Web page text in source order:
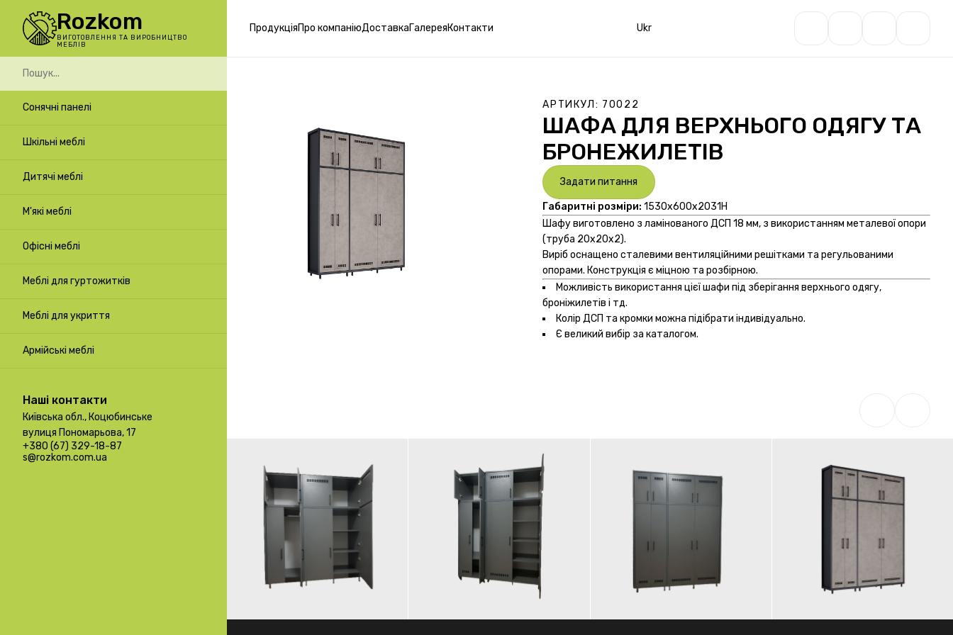
ПродукціяПро компаніюДоставкаГалереяКонтакти Ukr
Rozkom
ВИГОТОВЛЕННЯ ТА ВИРОБНИЦТВО
МЕБЛІВ
Сонячні панелі
Шкільні меблі
Дитячі меблі
М'які меблі
Офісні меблі
Меблі для гуртожитків
Меблі для укриття
Армійські меблі
Наші контакти
Київська обл., Коцюбинське
вулиця Пономарьова, 17
+380 (67) 329-18-87
s@rozkom.com.ua
АРТИКУЛ: 70022
ШАФА ДЛЯ ВЕРХНЬОГО ОДЯГУ ТА
БРОНЕЖИЛЕТІВ
Задати питання
Габаритні розміри: 1530х600х2031H
Шафу виготовлено з ламінованого ДСП 18 мм, з використанням металевої опори
(труба 20х20х2).
Виріб оснащено сталевими вентиляційними решітками та регульованими
опорами. Конструкція є міцною та розбірною.
Можливість використання цієї шафи під зберігання верхнього одягу,
броніжилетів і тд.
Колір ДСП та кромки можна підібрати індивідуально.
Є великий вибір за каталогом.